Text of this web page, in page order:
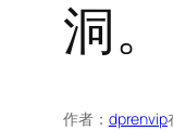
洞。
作者： dprenvip